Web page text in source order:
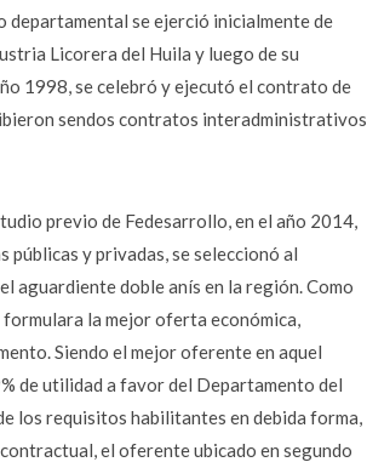
se ejerció inicialmente de
Licorera del Huila y luego de su
1998, se celebró y ejecutó el contrato de
sendos contratos interadministrativos
previo de Fedesarrollo, en el año 2014,
y privadas, se seleccionó al
aguardiente doble anís en la región. Como
la mejor oferta económica,
Siendo el mejor oferente en aquel
de utilidad a favor del Departamento del
los requisitos habilitantes en debida forma,
el oferente ubicado en segundo